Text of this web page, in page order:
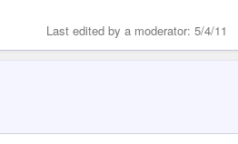
Last edited by a moderator: 5/4/11